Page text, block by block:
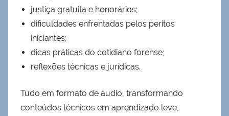
justiça gratuita e honorários;
dificuldades enfrentadas pelos peritos
iniciantes;
dicas práticas do cotidiano forense;
reflexões técnicas e jurídicas.
Tudo em formato de áudio, transformando
conteúdos técnicos em aprendizado leve,